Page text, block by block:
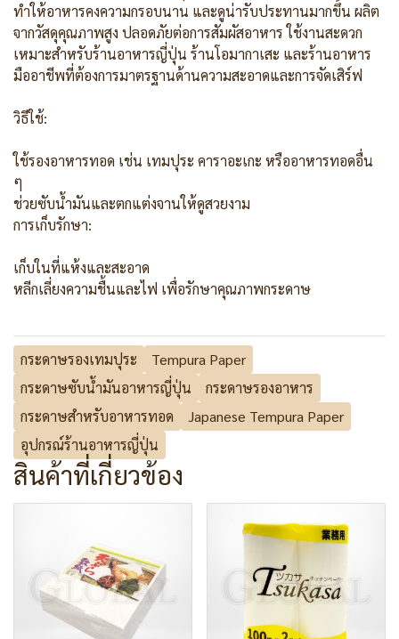
ทำให้อาหารคงความกรอบนาน และดูน่ารับประทานมากขึ้น ผลิต
จากวัสดุคุณภาพสูง ปลอดภัยต่อการสัมผัสอาหาร ใช้งานสะดวก
เหมาะสำหรับร้านอาหารญี่ปุ่น ร้านโอมากาเสะ และร้านอาหาร
มืออาชีพที่ต้องการมาตรฐานด้านความสะอาดและการจัดเสิร์ฟ
วิธีใช้:
ใช้รองอาหารทอด เช่น เทมปุระ คาราอะเกะ หรืออาหารทอดอื่น
ๆ
ช่วยซับน้ำมันและตกแต่งจานให้ดูสวยงาม
การเก็บรักษา:
เก็บในที่แห้งและสะอาด
หลีกเลี่ยงความชื้นและไฟ เพื่อรักษาคุณภาพกระดาษ
กระดาษรองเทมปุระ
Tempura Paper
กระดาษซับน้ำมันอาหารญี่ปุ่น
กระดาษรองอาหาร
กระดาษสำหรับอาหารทอด
Japanese Tempura Paper
อุปกรณ์ร้านอาหารญี่ปุ่น
สินค้าที่เกี่ยวข้อง